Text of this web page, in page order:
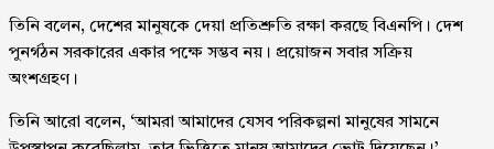
তিনি বলেন, দেশের মানুষকে দেয়া প্রতিশ্রুতি রক্ষা করছে বিএনপি। দেশ
পুনর্গঠন সরকারের একার পক্ষে সম্ভব নয়। প্রয়োজন সবার সক্রিয়
অংশগ্রহণ।
তিনি আরো বলেন, ‘আমরা আমাদের যেসব পরিকল্পনা মানুষের সামনে